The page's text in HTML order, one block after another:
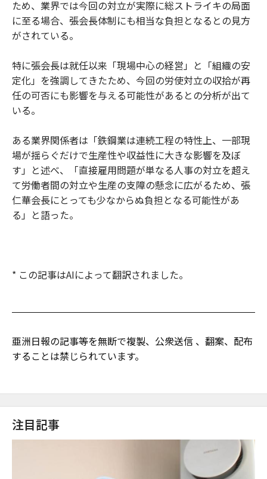
ため、業界では今回の対立が実際に総ストライキの局面
に至る場合、張会長体制にも相当な負担となるとの見方
がされている。
特に張会長は就任以来「現場中心の経営」と「組織の安
定化」を強調してきたため、今回の労使対立の収拾が再
任の可否にも影響を与える可能性があるとの分析が出て
いる。
ある業界関係者は「鉄鋼業は連続工程の特性上、一部現
場が揺らぐだけで生産性や収益性に大きな影響を及ぼ
す」と述べ、「直接雇用問題が単なる人事の対立を超え
て労働者間の対立や生産の支障の懸念に広がるため、張
仁華会長にとっても少なからぬ負担となる可能性があ
る」と語った。
* この記事はAIによって翻訳されました。
亜洲日報の記事等を無断で複製、公衆送信 、翻案、配布
することは禁じられています。
注目記事